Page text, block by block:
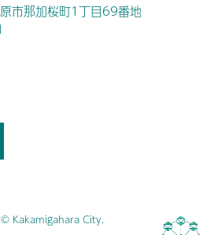
市那加桜町1丁目69番地
Kakamigahara City.